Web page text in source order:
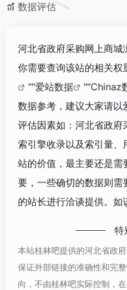
数据评估
河北省政府采购网上商城
你需要查询该站的相关权
""爱站数据 ""Chinaz
数据参考，建议大家请以
评估因素如：河北省政府
索引擎收录以及索引量、
站的价值，最主要还是需
要，一些确切的数据则
的站长进行洽谈提供。如
特
本站桂林吧提供的河北省政
保证外部链接的准确性和完
向，不由桂林吧实际控制，